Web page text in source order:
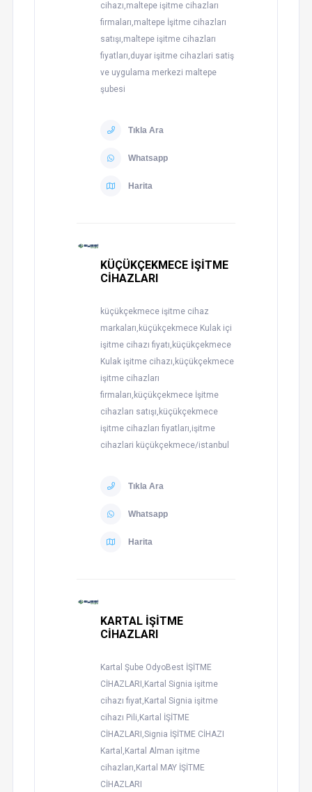
cihazı,maltepe işitme cihazları
firmaları,maltepe İşitme cihazları
satışı,maltepe işitme cihazları
fiyatları,duyar işitme cihazlari satiş
ve uygulama merkezi maltepe
şubesi
Tıkla Ara
Whatsapp
Harita
KÜÇÜKÇEKMECE İŞİTME
CİHAZLARI
küçükçekmece işitme cihaz
markaları,küçükçekmece Kulak içi
işitme cihazı fiyatı,küçükçekmece
Kulak işitme cihazı,küçükçekmece
işitme cihazları
firmaları,küçükçekmece İşitme
cihazları satışı,küçükçekmece
işitme cihazları fiyatları,işitme
cihazlari küçükçekmece/istanbul
Tıkla Ara
Whatsapp
Harita
KARTAL İŞİTME
CİHAZLARI
Kartal Şube OdyoBest İŞİTME
CİHAZLARI,Kartal Signia işitme
cihazı fiyat,Kartal Signia işitme
cihazı Pili,Kartal İŞİTME
CİHAZLARI,Signia İŞİTME CİHAZI
Kartal,Kartal Alman işitme
cihazları,Kartal MAY İŞİTME
CİHAZLARI